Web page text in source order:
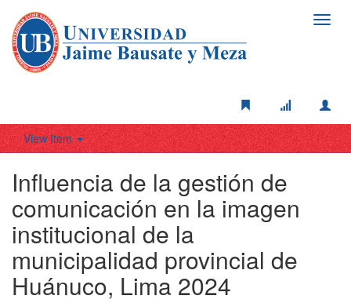
View Item
Influencia de la gestión de
comunicación en la imagen
institucional de la
municipalidad provincial de
Huánuco, Lima 2024